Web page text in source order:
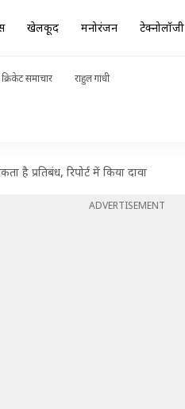
खेलकूद मनोरंजन टेक्नोलॉजी
क्रिकेट समाचार राहुल गांधी
है प्रतिबंध, रिपोर्ट में किया दावा
ADVERTISEMENT